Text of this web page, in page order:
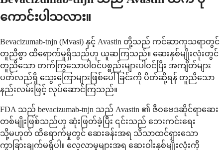
ကောင်းပါသလား။
Bevacizumab-tnjn (Mvasi) နှင့် Avastin တို့သည် ကင်ဆာကုသရာတွင်
တူညီစွာ ထိရောက်မှုရှိသည်ဟု ယူဆကြသည်။ ဆေးနှစ်မျိုးလုံးတွင်
တူညီသော တက်ကြွသောပါဝင်ပစ္စည်းများပါဝင်ပြီး အကျိတ်များ
ပတ်လည်ရှိ သွေးကြောများဖြစ်ပေါ်ခြင်းကို ပိတ်ဆို့ရန် တူညီသော
နည်းလမ်းဖြင့် လုပ်ဆောင်ကြသည်။
FDA သည် bevacizumab-tnjn သည် Avastin ၏ ဇီဝဗေဒဆိုင်ရာဆေး
တစ်မျိုးဖြစ်သည်ဟု ဆုံးဖြတ်ခဲ့ပြီး ၎င်းသည် ဘေးကင်းရေး
သို့မဟုတ် ထိရောက်မှုတွင် ဆေးခန်းအရ သိသာထင်ရှားသော
ကွာခြားချက်မရှိပါ။ လေ့လာမှုများအရ ဆေးဝါးနှစ်မျိုးလုံးကို